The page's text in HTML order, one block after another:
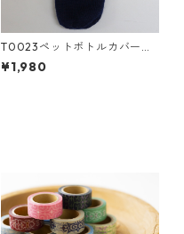
T0023ペットボトルカバー／
津田命子デザインアイヌ文様
編み込みペットボトルカバー c
¥1,980